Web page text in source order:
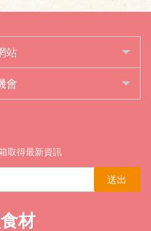
站
會
取得最新資訊
送出
材